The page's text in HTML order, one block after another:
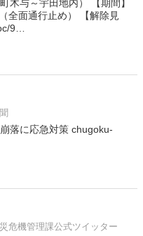
木与～宇田地内） 【期間】
全面通行止め） 【解除見
9…
落に応急対策 chugoku-
危機管理課公式ツイッター